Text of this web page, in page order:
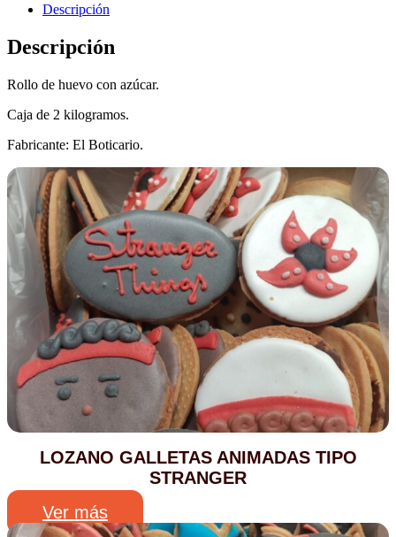
Descripción
Descripción
Rollo de huevo con azúcar.
Caja de 2 kilogramos.
Fabricante: El Boticario.
LOZANO GALLETAS ANIMADAS TIPO
STRANGER
Ver más